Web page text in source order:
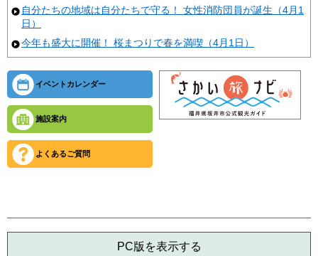
自分たちの地域は自分たちで守る！ 女性消防団員が誕生（4月1
日）
今年も盛大に開催！ 桜まつりで春を満喫（4月1日）
イベントカレンダー
施設案内
よくあるご質問
PC版を表示する